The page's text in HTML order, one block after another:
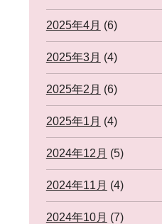
2025年4月 (6)
2025年3月 (4)
2025年2月 (6)
2025年1月 (4)
2024年12月 (5)
2024年11月 (4)
2024年10月 (7)